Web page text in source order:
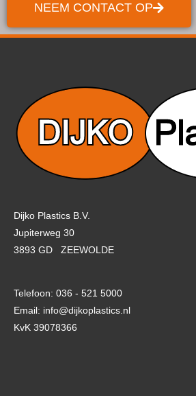
NEEM CONTACT OP
Dijko Plastics B.V.
Jupiterweg 30
3893 GD ZEEWOLDE
Telefoon: 036 - 521 5000
Email: info@dijkoplastics.nl
KvK 39078366